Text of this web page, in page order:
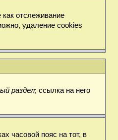
отслеживание
удаление cookies
раздел; ссылка на него
часовой пояс на тот, в